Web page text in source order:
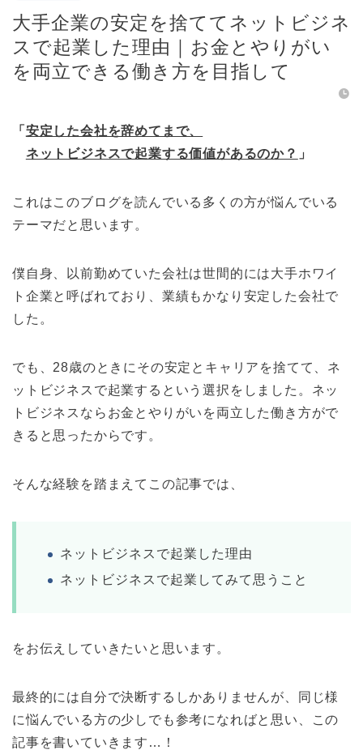
大手企業の安定を捨ててネットビジネ
スで起業した理由｜お金とやりがい
を両立できる働き方を目指して
「 安定した会社を辞めてまで、
ネットビジネスで起業する価値があるのか？ 」
これはこのブログを読んでいる多くの方が悩んでいる
テーマだと思います。
僕自身、以前勤めていた会社は世間的には大手ホワイ
ト企業と呼ばれており、業績もかなり安定した会社で
した。
でも、28歳のときにその安定とキャリアを捨てて、ネ
ットビジネスで起業するという選択をしました。ネッ
トビジネスならお金とやりがいを両立した働き方がで
きると思ったからです。
そんな経験を踏まえてこの記事では、
ネットビジネスで起業した理由
ネットビジネスで起業してみて思うこと
をお伝えしていきたいと思います。
最終的には自分で決断するしかありませんが、同じ様
に悩んでいる方の少しでも参考になればと思い、この
記事を書いていきます…！